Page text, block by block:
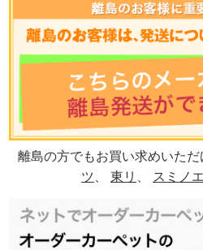
離島の方でもお買い求めいただ
ツ 、東リ スミノエ